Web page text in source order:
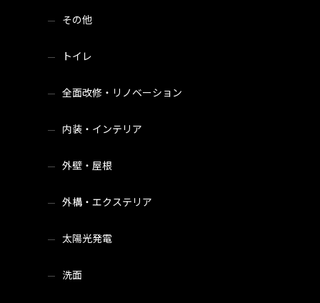
その他
トイレ
全面改修・リノベーション
内装・インテリア
外壁・屋根
外構・エクステリア
太陽光発電
洗面